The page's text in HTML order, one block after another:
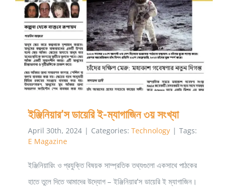
ইঞ্জিনিয়ার’স ডায়েরি ই-ম্যাগাজিন ৩য় সংখ্যা
ইঞ্জিনিয়ার’স ডায়েরি ই-ম্যাগাজিন ৩য় সংখ্যা
April 30th, 2024 | Categories: Technology | Tags:
E Magazine
ইঞ্জিনিয়ারিং ও প্রযুক্তি বিষয়ক সাম্প্রতিক তথ্যগুলো একসাথে পাঠকের
হাতে তুলে দিতে আমাদের উদ্যোগ – ইঞ্জিনিয়ার’স ডায়েরি ই ম্যাগাজিন।